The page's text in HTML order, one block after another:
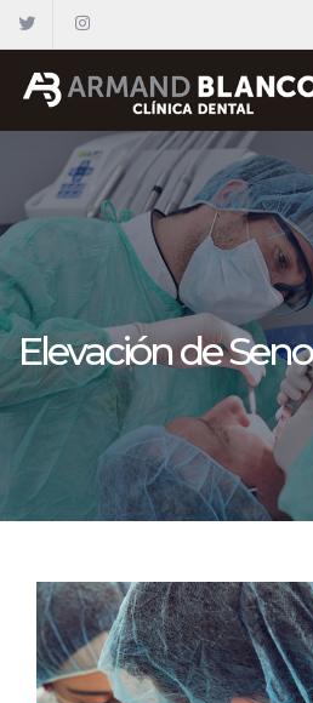
Elevación de Seno